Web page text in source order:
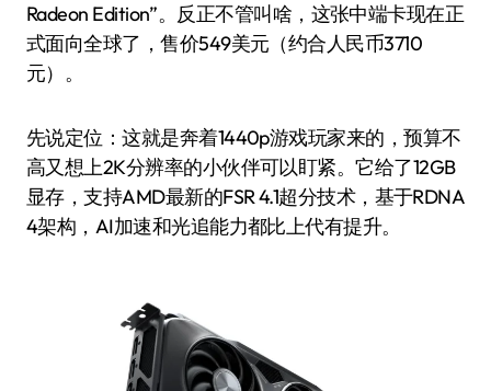
Radeon Edition”。反正不管叫啥，这张中端卡现在正
式面向全球了，售价549美元（约合人民币3710
元）。
先说定位：这就是奔着1440p游戏玩家来的，预算不
高又想上2K分辨率的小伙伴可以盯紧。它给了12GB
显存，支持AMD最新的FSR 4.1超分技术，基于RDNA
4架构，AI加速和光追能力都比上代有提升。